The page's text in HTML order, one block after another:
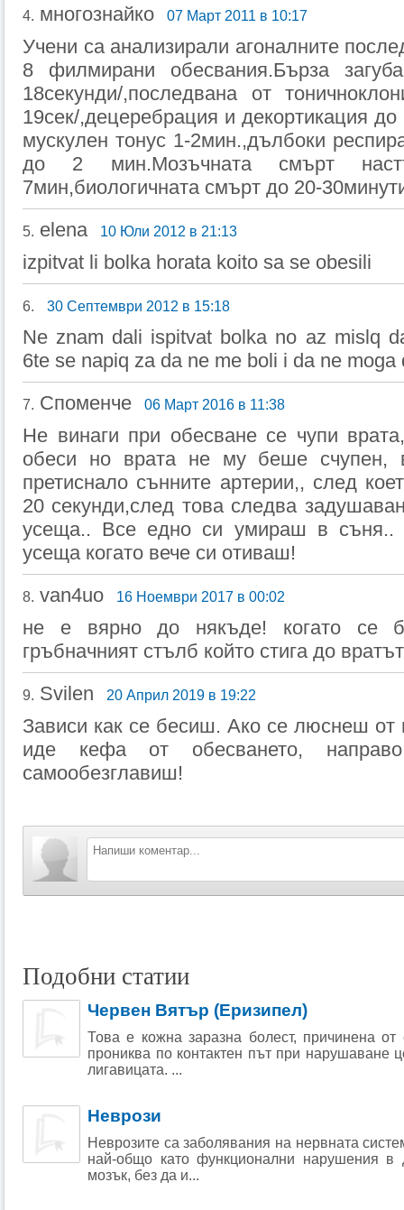
4. многознайко 07 Март 2011 в 10:17
Учени са анализирали агоналните
8 филмирани обесвания.Бърза
18секунди/,последвана от
19сек/,децеребрация и декортикация до
мускулен тонус 1-2мин.,дълбоки
до 2 мин.Мозъчната смърт
7мин,биологичната смърт до 20-
5. elena 10 Юли 2012 в 21:13
izpitvat li bolka horata koito sa se obesili
6. 30 Септември 2012 в 15:18
Ne znam dali ispitvat bolka no az mislq
6te se napiq za da ne me boli i da ne moga
7. Споменче 06 Март 2016 в 11:38
Не винаги при обесване се чупи
обеси но врата не му беше счупен,
претиснало сънните артерии,, след
20 секунди,след това следва
усеща.. Все едно си умираш в съня..
усеща когато вече си отиваш!
8. van4uo 16 Ноември 2017 в 00:02
не е вярно до някъде! когато се
гръбначният стълб който стига до
9. Svilen 20 Април 2019 в 19:22
Зависи как се бесиш. Ако се люснеш от
иде кефа от обесването,
самообезглавиш!
Подобни статии
Червен Вятър (Еризипел)
Това е кожна заразна болест, причинена от
прониква по контактен път при нарушаване
лигавицата. ...
Неврози
Неврозите са заболявания на нервната
най-общо като функционални нарушения в
мозък, без да и...